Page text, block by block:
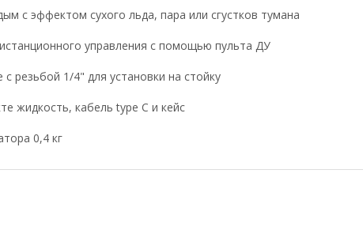
с эффектом сухого льда, пара или сгустков тумана
управления с помощью пульта ДУ
с резьбой 1/4" для установки на стойку
жидкость, кабель type C и кейс
0,4 кг